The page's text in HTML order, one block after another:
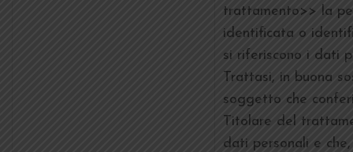
trattamento>> la
identificata o
si riferiscono i dati
Trattasi, in buona
soggetto che
Titolare del
dati personali e